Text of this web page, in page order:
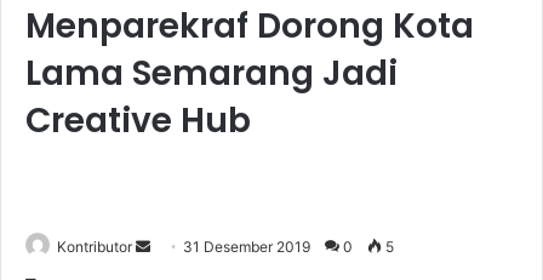
Menparekraf Dorong Kota
Lama Semarang Jadi
Creative Hub
Kontributor 31 Desember 2019 0 5